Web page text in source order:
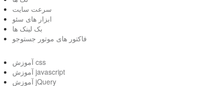
سرعت سایت
ابزار های سئو
بک لینک ها
فاکتور های موتور جستوجو
آموزش css
آموزش javascript
آموزش jQuery